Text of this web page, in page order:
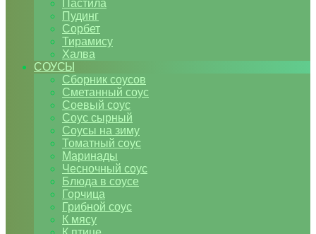
Пастила
Пудинг
Сорбет
Тирамису
Халва
СОУСЫ
Сборник соусов
Сметанный соус
Соевый соус
Соус сырный
Соусы на зиму
Томатный соус
Маринады
Чесночный соус
Блюда в соусе
Горчица
Грибной соус
К мясу